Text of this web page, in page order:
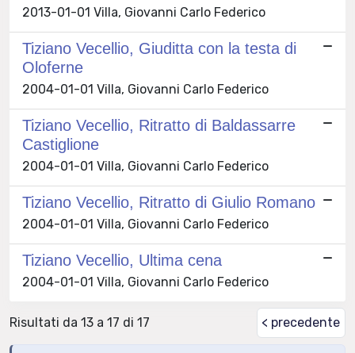
2013-01-01 Villa, Giovanni Carlo Federico
Tiziano Vecellio, Giuditta con la testa di
Oloferne
2004-01-01 Villa, Giovanni Carlo Federico
Tiziano Vecellio, Ritratto di Baldassarre
Castiglione
2004-01-01 Villa, Giovanni Carlo Federico
Tiziano Vecellio, Ritratto di Giulio Romano
2004-01-01 Villa, Giovanni Carlo Federico
Tiziano Vecellio, Ultima cena
2004-01-01 Villa, Giovanni Carlo Federico
Risultati da 13 a 17 di 17 < precedente